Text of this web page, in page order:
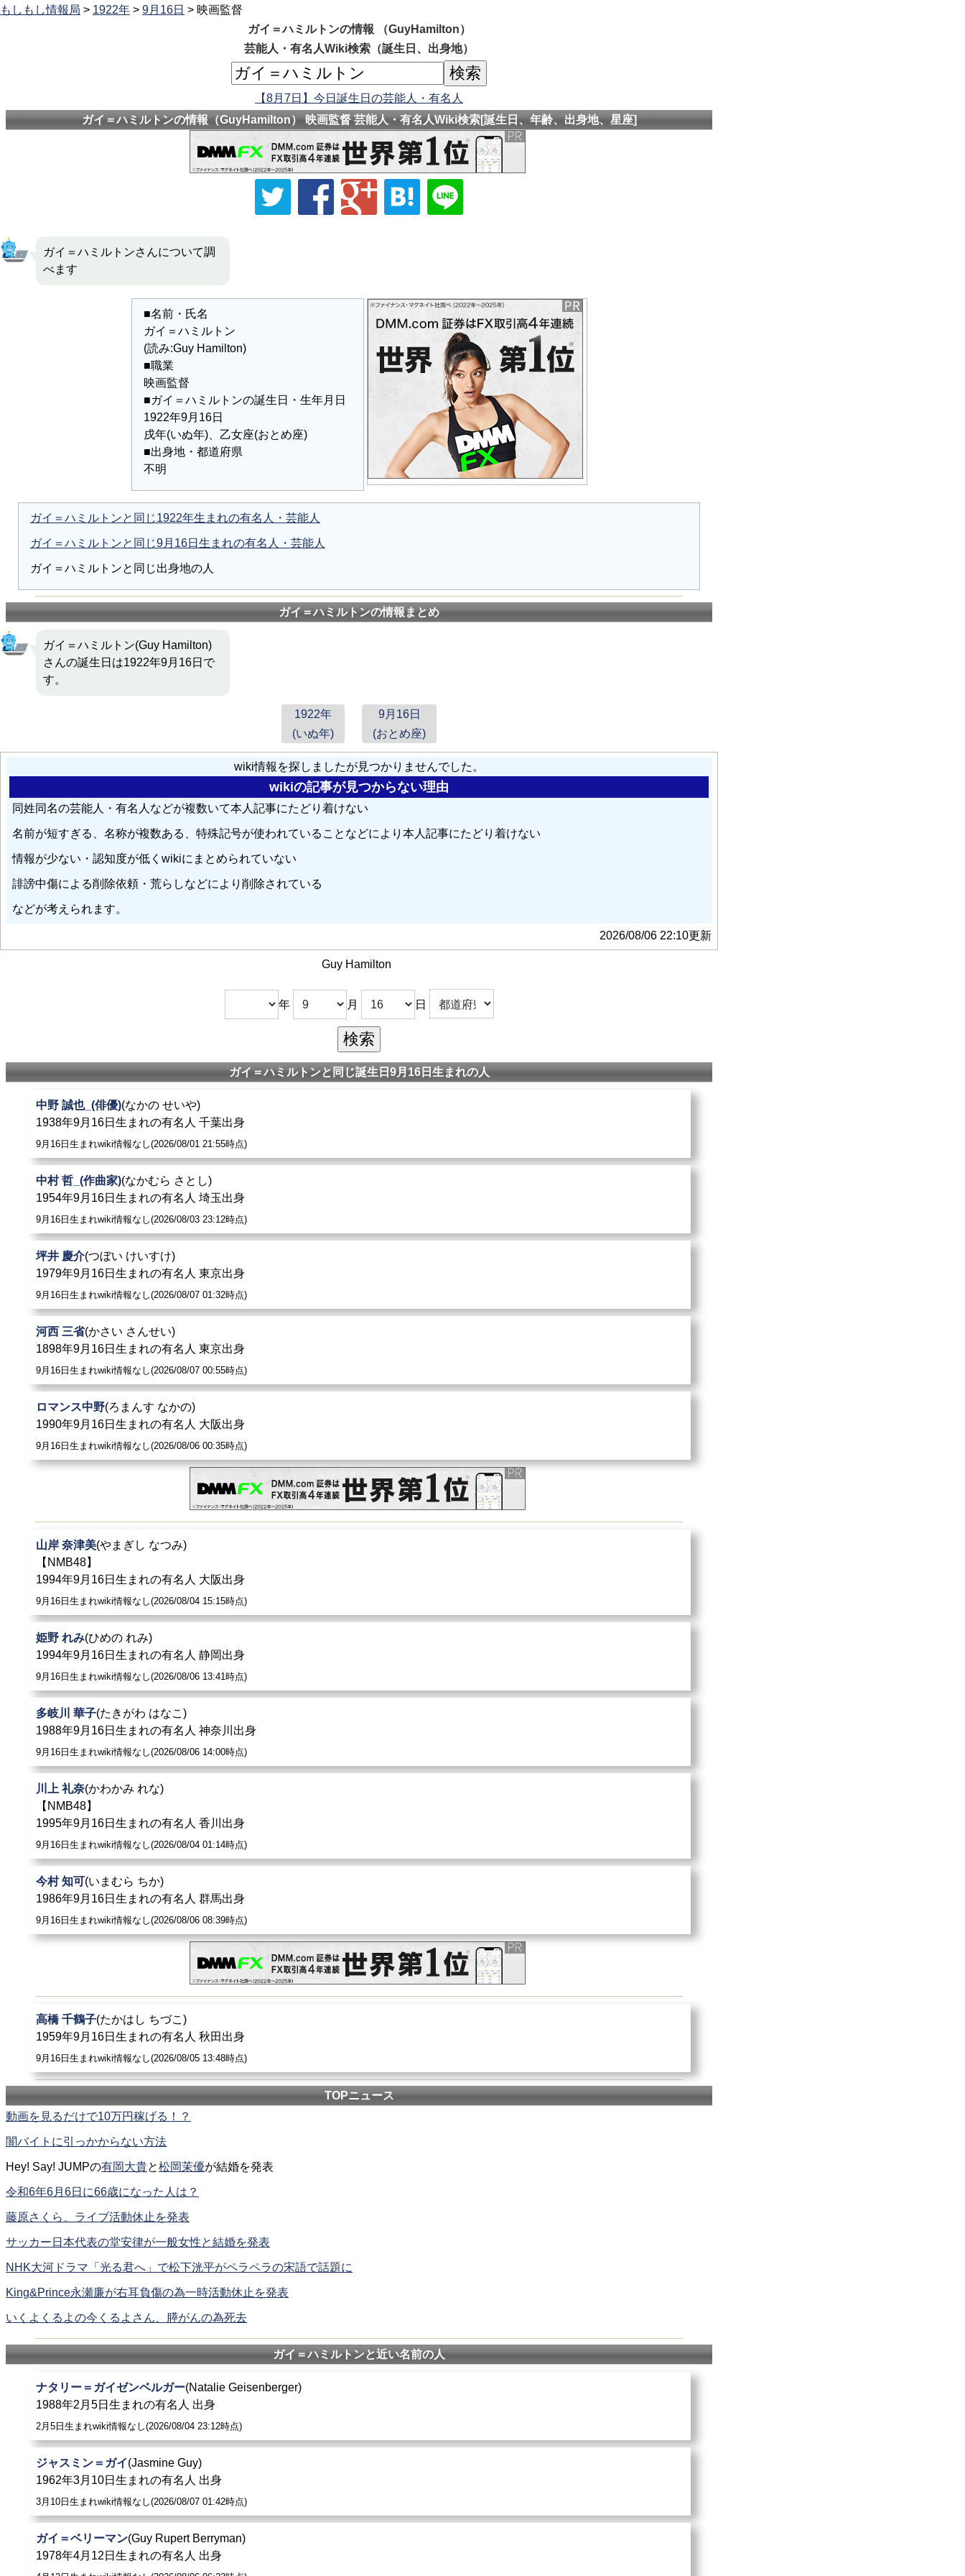
もしもし情報局 > 1922年 > 9月16日 > 映画監督
ガイ＝ハミルトンの情報 （GuyHamilton）
芸能人・有名人Wiki検索（誕生日、出身地）
【8月7日】今日誕生日の芸能人・有名人
ガイ＝ハミルトンの情報（GuyHamilton） 映画監督 芸能人・有名人Wiki検索[誕生日、年齢、出身地、星座]
ガイ＝ハミルトンさんについて調
べます
■名前・氏名
ガイ＝ハミルトン
(読み:Guy Hamilton)
■職業
映画監督
■ガイ＝ハミルトンの誕生日・生年月日
1922年9月16日
戌年(いぬ年)、乙女座(おとめ座)
■出身地・都道府県
不明
ガイ＝ハミルトンと同じ1922年生まれの有名人・芸能人
ガイ＝ハミルトンと同じ9月16日生まれの有名人・芸能人
ガイ＝ハミルトンと同じ出身地の人
ガイ＝ハミルトンの情報まとめ
ガイ＝ハミルトン(Guy Hamilton)
さんの誕生日は1922年9月16日で
す。
1922年
(いぬ年)
9月16日
(おとめ座)
wiki情報を探しましたが見つかりませんでした。
wikiの記事が見つからない理由
同姓同名の芸能人・有名人などが複数いて本人記事にたどり着けない
名前が短すぎる、名称が複数ある、特殊記号が使われていることなどにより本人記事にたどり着けない
情報が少ない・認知度が低くwikiにまとめられていない
誹謗中傷による削除依頼・荒らしなどにより削除されている
などが考えられます。
2026/08/06 22:10更新
Guy Hamilton
年 月 日
ガイ＝ハミルトンと同じ誕生日9月16日生まれの人
中野 誠也_(俳優)(なかの せいや)
1938年9月16日生まれの有名人 千葉出身
9月16日生まれwiki情報なし(2026/08/01 21:55時点)
中村 哲_(作曲家)(なかむら さとし)
1954年9月16日生まれの有名人 埼玉出身
9月16日生まれwiki情報なし(2026/08/03 23:12時点)
坪井 慶介(つぼい けいすけ)
1979年9月16日生まれの有名人 東京出身
9月16日生まれwiki情報なし(2026/08/07 01:32時点)
河西 三省(かさい さんせい)
1898年9月16日生まれの有名人 東京出身
9月16日生まれwiki情報なし(2026/08/07 00:55時点)
ロマンス中野(ろまんす なかの)
1990年9月16日生まれの有名人 大阪出身
9月16日生まれwiki情報なし(2026/08/06 00:35時点)
山岸 奈津美(やまぎし なつみ)
【NMB48】
1994年9月16日生まれの有名人 大阪出身
9月16日生まれwiki情報なし(2026/08/04 15:15時点)
姫野 れみ(ひめの れみ)
1994年9月16日生まれの有名人 静岡出身
9月16日生まれwiki情報なし(2026/08/06 13:41時点)
多岐川 華子(たきがわ はなこ)
1988年9月16日生まれの有名人 神奈川出身
9月16日生まれwiki情報なし(2026/08/06 14:00時点)
川上 礼奈(かわかみ れな)
【NMB48】
1995年9月16日生まれの有名人 香川出身
9月16日生まれwiki情報なし(2026/08/04 01:14時点)
今村 知可(いまむら ちか)
1986年9月16日生まれの有名人 群馬出身
9月16日生まれwiki情報なし(2026/08/06 08:39時点)
高橋 千鶴子(たかはし ちづこ)
1959年9月16日生まれの有名人 秋田出身
9月16日生まれwiki情報なし(2026/08/05 13:48時点)
TOPニュース
動画を見るだけで10万円稼げる！？
闇バイトに引っかからない方法
Hey! Say! JUMPの有岡大貴と松岡茉優が結婚を発表
令和6年6月6日に66歳になった人は？
藤原さくら、ライブ活動休止を発表
サッカー日本代表の堂安律が一般女性と結婚を発表
NHK大河ドラマ「光る君へ」で松下洸平がペラペラの宋語で話題に
King&Prince永瀬廉が右耳負傷の為一時活動休止を発表
いくよくるよの今くるよさん、膵がんの為死去
ガイ＝ハミルトンと近い名前の人
ナタリー＝ガイゼンベルガー(Natalie Geisenberger)
1988年2月5日生まれの有名人 出身
2月5日生まれwiki情報なし(2026/08/04 23:12時点)
ジャスミン＝ガイ(Jasmine Guy)
1962年3月10日生まれの有名人 出身
3月10日生まれwiki情報なし(2026/08/07 01:42時点)
ガイ＝ベリーマン(Guy Rupert Berryman)
1978年4月12日生まれの有名人 出身